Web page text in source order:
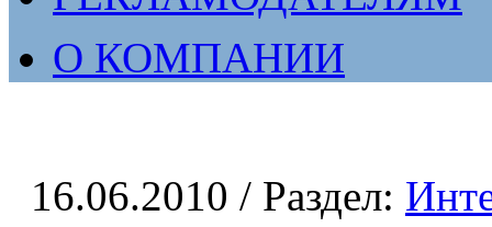
О КОМПАНИИ
16.06.2010 / Раздел: